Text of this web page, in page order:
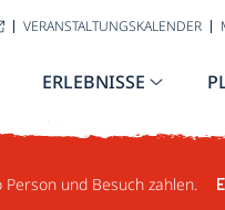
VERANSTALTUNGSKALENDER
ERLEBNISSE
und Besuch zahlen.